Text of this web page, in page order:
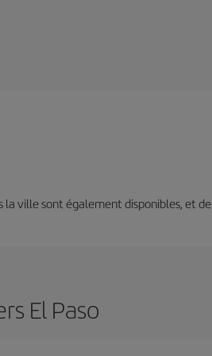
la ville sont également disponibles, et de
El Paso